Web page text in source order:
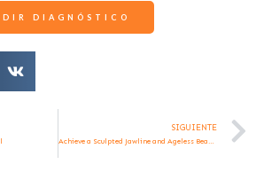
DIAGNÓSTICO
SIGUIENTE